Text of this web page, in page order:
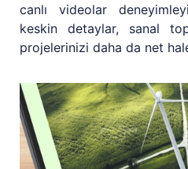
canlı videolar
keskin detaylar, sanal
projelerinizi daha da net